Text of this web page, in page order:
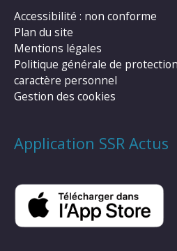
Accessibilité : non conforme
Plan du site
Mentions légales
Politique générale de
caractère personnel
Gestion des cookies
Application SSR Actus